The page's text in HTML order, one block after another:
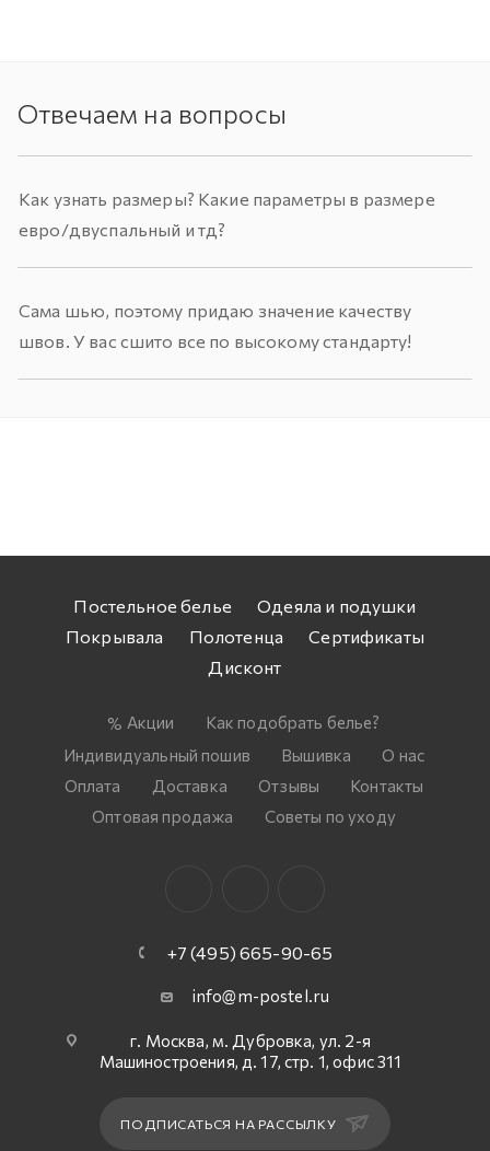
Отвечаем на вопросы
Как узнать размеры? Какие параметры в размере
евро/двуспальный и тд?
Сама шью, поэтому придаю значение качеству
швов. У вас сшито все по высокому стандарту!
Постельное белье
Одеяла и подушки
Покрывала
Полотенца
Сертификаты
Дисконт
Акции
Как подобрать белье?
Индивидуальный пошив
Вышивка
О нас
Оплата
Доставка Отзывы
Контакты
Оптовая продажа
Советы по уходу
+7 (495) 665-90-65
info@m-postel.ru
г. Москва, м. Дубровка, ул. 2-я
Машиностроения, д. 17, стр. 1, офис 311
ПОДПИСАТЬСЯ НА РАССЫЛКУ